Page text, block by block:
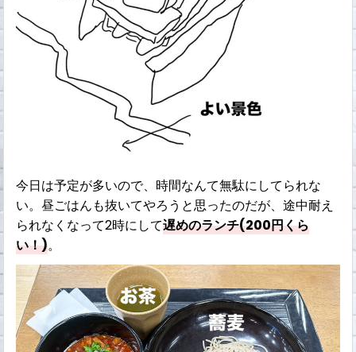
今日は予定が多いので、時間なんて無駄にしてられな
い。昼ごはんも抜いてやろうと思ったのだが、途中耐え
られなくなって2時にして遅めのランチ(200円くら
い！)。